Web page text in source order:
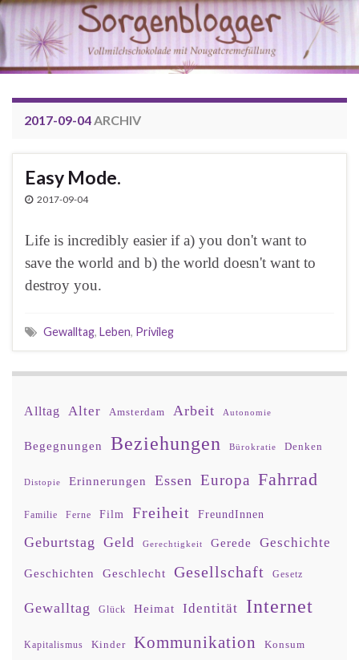
2017-09-04ARCHIV
Easy Mode.
2017-09-04
Life is incredibly easier if a) you don't want to
save the world and b) the world doesn't want to
destroy you.
Gewalltag, Leben, Privileg
Alltag Alter Amsterdam Arbeit Autonomie
Begegnungen Beziehungen Bürokratie Denken
Distopie Erinnerungen Essen Europa Fahrrad
Familie Ferne Film Freiheit FreundInnen
Geburtstag Geld Gerechtigkeit Gerede Geschichte
Geschichten Geschlecht Gesellschaft Gesetz
Gewalltag Glück Heimat Identität Internet
Kapitalismus Kinder Kommunikation Konsum